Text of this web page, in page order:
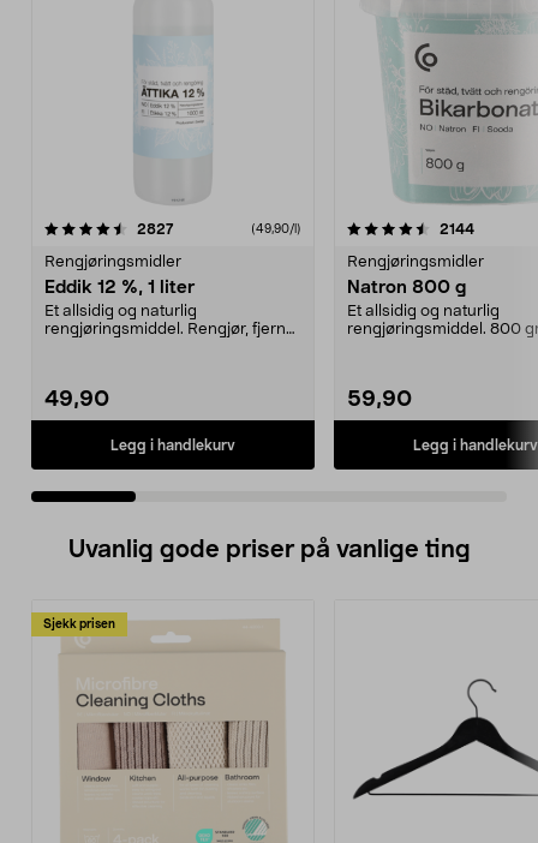
2827anmeldelser(49,90/l)
Rengjøringsmidler
Eddik 12 %, 1 liter
Et allsidig og naturlig
rengjøringsmiddel. Rengjør, fjerner
49,90
Legg i handlekurv
4.5 av 5 stjerner 2144
Rengjøringsmidler
Natron 800 g
Et allsidig og naturlig
rengjøringsmiddel. 800
59,90
Legg i handlekurv
4.5 av 5 stjerner
Uvanlig gode priser på vanlige ting
Sjekk prisen